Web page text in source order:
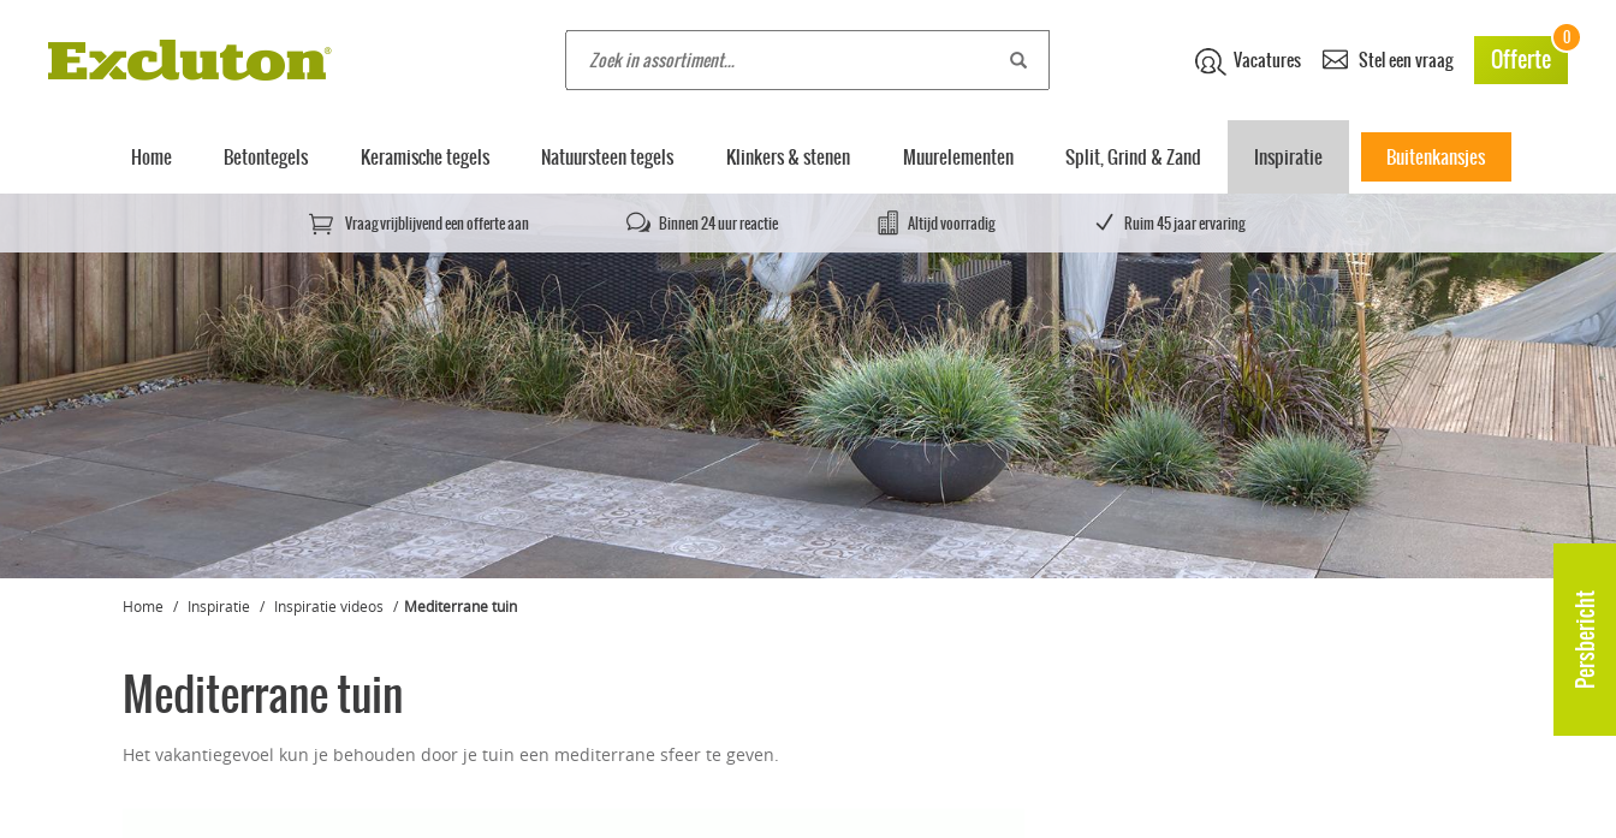
Persbericht
Vacatures Stel een vraag Offerte
0
Home Betontegels Keramische tegels Natuursteen tegels Klinkers & stenen Muurelementen Split, Grind & Zand Inspiratie Buitenkansjes
Vraag vrijblijvend een offerte aan Binnen 24 uur reactie Altijd voorradig Ruim 45 jaar ervaring
Home Inspiratie Inspiratie videos Mediterrane tuin
Mediterrane tuin
Het vakantiegevoel kun je behouden door je tuin een mediterrane sfeer te geven.